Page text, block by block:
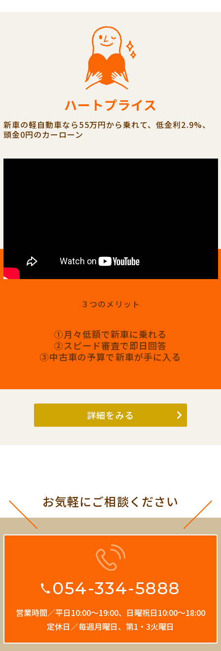
ハートプライス
新車の軽自動車なら55万円から乗れて、低金利2.9%、
頭金0円のカーローン
３つのメリット
①月々低額で新車に乗れる
②スピード審査で即日回答
③中古車の予算で新車が手に入る
詳細をみる
お気軽にご相談ください
054-334-5888
営業時間／平日10:00〜19:00、 日曜祝日10:00〜18:00
定休日／毎週月曜日、第1・3火曜日